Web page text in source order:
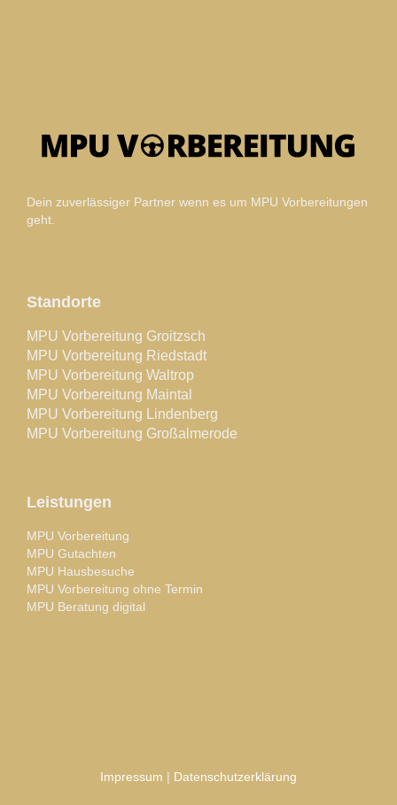
Dein zuverlässiger Partner wenn es um MPU Vorbereitungen
geht.
Standorte
MPU Vorbereitung Groitzsch
MPU Vorbereitung Riedstadt
MPU Vorbereitung Waltrop
MPU Vorbereitung Maintal
MPU Vorbereitung Lindenberg
MPU Vorbereitung Großalmerode
Leistungen
MPU Vorbereitung
MPU Gutachten
MPU Hausbesuche
MPU Vorbereitung ohne Termin
MPU Beratung digital
Impressum Datenschutzerklärung